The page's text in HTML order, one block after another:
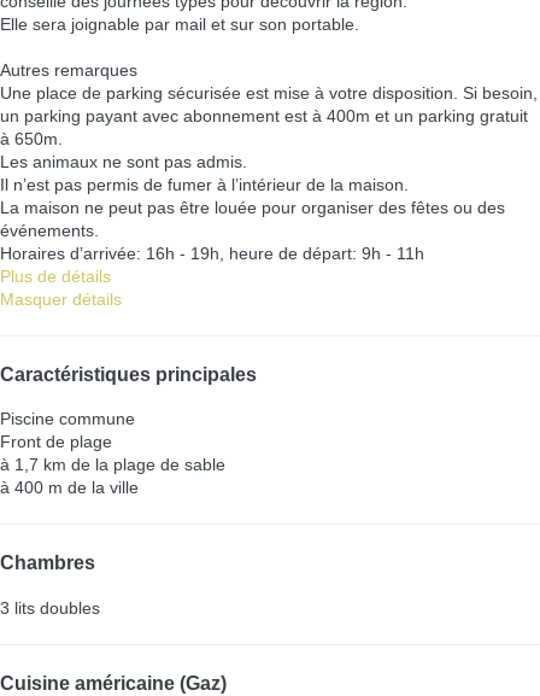
Elle sera joignable par mail et sur son portable.
Autres remarques
Une place de parking sécurisée est mise à votre disposition. Si besoin,
un parking payant avec abonnement est à 400m et un parking gratuit
à 650m.
Les animaux ne sont pas admis.
Il n’est pas permis de fumer à l’intérieur de la maison.
La maison ne peut pas être louée pour organiser des fêtes ou des
événements.
Horaires d’arrivée: 16h - 19h, heure de départ: 9h - 11h
Plus de détails
Masquer détails
Caractéristiques principales
Piscine commune
Front de plage
à 1,7 km de la plage de sable
à 400 m de la ville
Chambres
3 lits doubles
Cuisine américaine (Gaz)